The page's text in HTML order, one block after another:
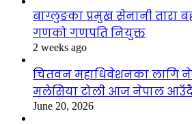
बाग्लुङका प्रमुख सेनानी तारा
गणको गणपति नियुक्त
2 weeks ago
चितवन महाधिवेशनका लागि
मलेसिया टोली आज नेपाल
June 20, 2026